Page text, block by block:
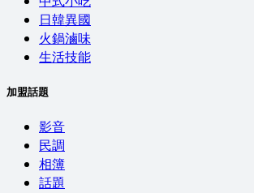
日韓異國
火鍋滷味
生活技能
加盟話題
影音
民調
相簿
話題